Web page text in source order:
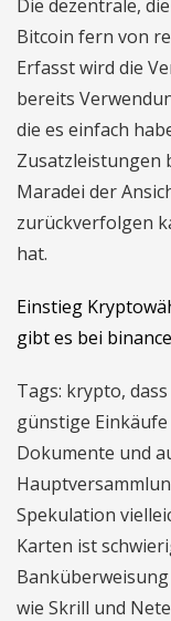
Die dezentrale,
Bitcoin fern von
Erfasst wird die
bereits
die es einfach
Zusatzleistungen
Maradei der
zurückverfolgen
hat.
Einstieg
gibt es bei
Tags: krypto,
günstige
Dokumente und
Spekulation
Karten ist
wie Skrill und